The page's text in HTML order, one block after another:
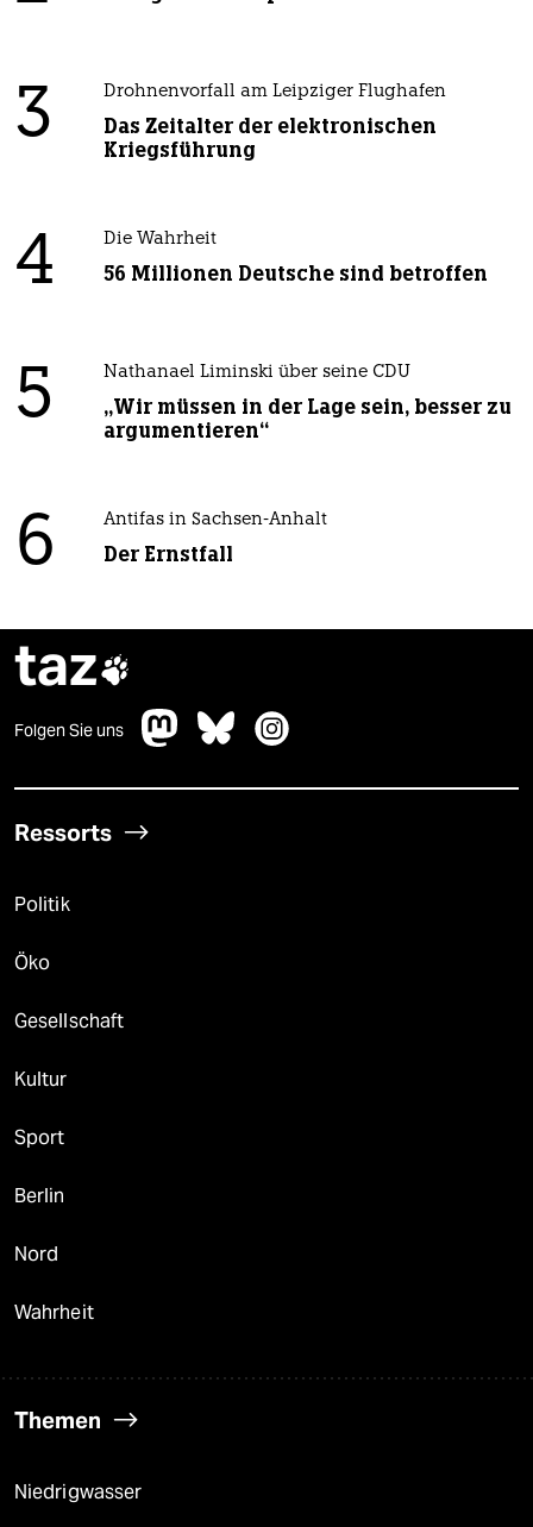
3 Drohnenvorfall am Leipziger Flughafen
Das Zeitalter der elektronischen
Kriegsführung
4 Die Wahrheit
56 Millionen Deutsche sind betroffen
5 Nathanael Liminski über seine CDU
„Wir müssen in der Lage sein, besser zu
argumentieren“
6 Antifas in Sachsen-Anhalt
Der Ernstfall
taz
Folgen Sie uns
Ressorts
Politik
Öko
Gesellschaft
Kultur
Sport
Berlin
Nord
Wahrheit
Themen
Niedrigwasser